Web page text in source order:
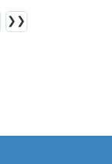
❯❯